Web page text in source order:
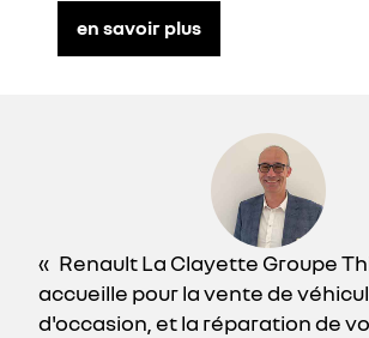
en savoir plus
Renault La Clayette Groupe
accueille pour la vente de
d'occasion, et la réparation de